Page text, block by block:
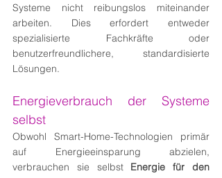
Systeme nicht reibungslos miteinander
arbeiten. Dies erfordert entweder
spezialisierte Fachkräfte oder
benutzerfreundlichere, standardisierte
Lösungen.
Energieverbrauch der Systeme
selbst
Obwohl Smart-Home-Technologien primär
auf Energieeinsparung abzielen,
verbrauchen sie selbst Energie für den